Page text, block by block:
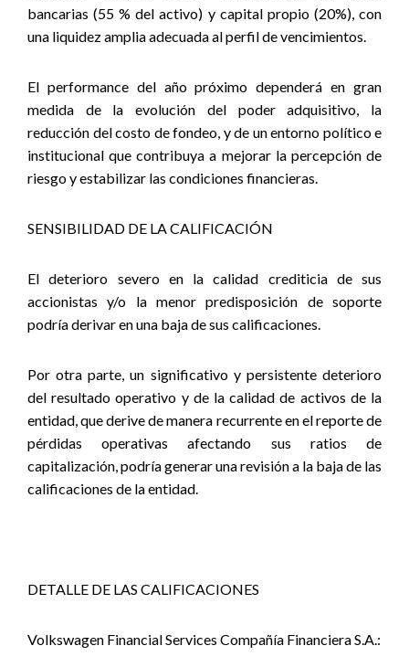
bancarias (55 % del activo) y capital propio (20%), con
una liquidez amplia adecuada al perfil de vencimientos.
El performance del año próximo dependerá en gran
medida de la evolución del poder adquisitivo, la
reducción del costo de fondeo, y de un entorno político e
institucional que contribuya a mejorar la percepción de
riesgo y estabilizar las condiciones financieras.
SENSIBILIDAD DE LA CALIFICACIÓN
El deterioro severo en la calidad crediticia de sus
accionistas y/o la menor predisposición de soporte
podría derivar en una baja de sus calificaciones.
Por otra parte, un significativo y persistente deterioro
del resultado operativo y de la calidad de activos de la
entidad, que derive de manera recurrente en el reporte de
pérdidas operativas afectando sus ratios de
capitalización, podría generar una revisión a la baja de las
calificaciones de la entidad.
DETALLE DE LAS CALIFICACIONES
Volkswagen Financial Services Compañía Financiera S.A.: